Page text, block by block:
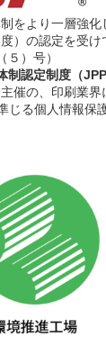
をより一層強化
）の認定を受け
５）号）
制認定制度（
催の、印刷業
じる個人情報保